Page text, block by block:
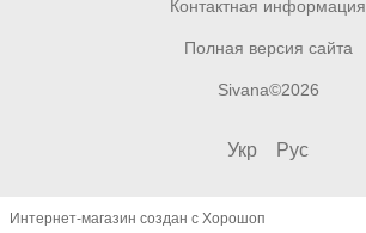
Контактная информация
Полная версия сайта
Sivana©2026
Укр Рус
Интернет-магазин создан с Хорошоп